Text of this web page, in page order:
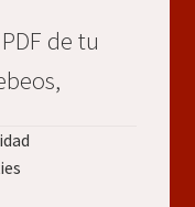
de tu